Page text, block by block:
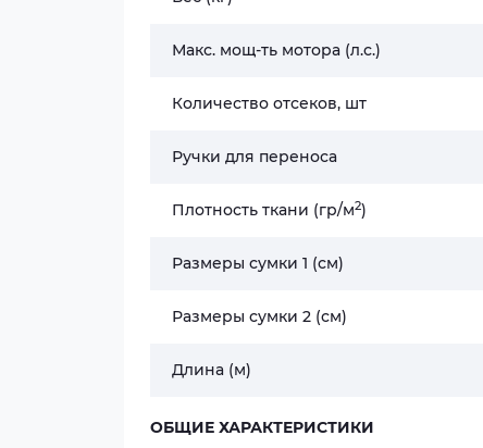
Макс. мощ-ть мотора (л.с.)
Количество отсеков, шт
Ручки для переноса
Плотность ткани (гр/м2)
Размеры сумки 1 (см)
Размеры сумки 2 (см)
Длина (м)
ОБЩИЕ ХАРАКТЕРИСТИКИ